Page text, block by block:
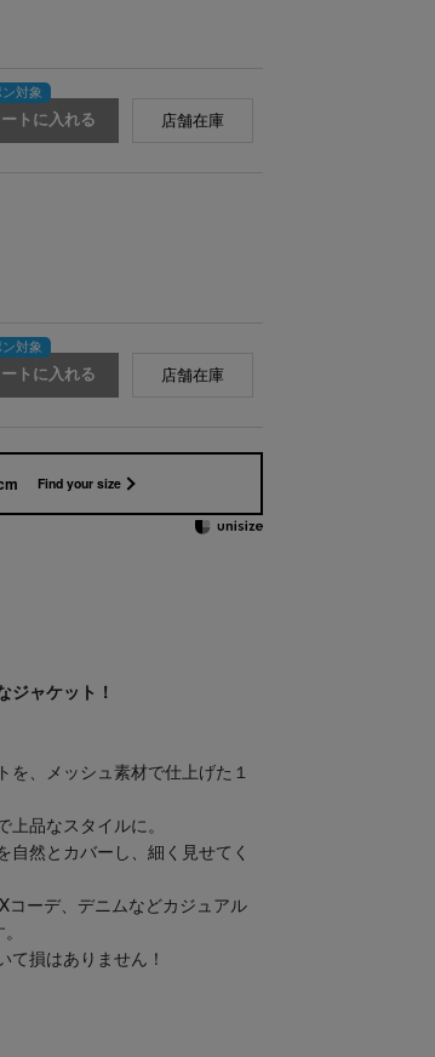
ートに入れる 店舗在庫
ートに入れる 店舗在庫
Find your size
ジャケット！
を、メッシュ素材で仕上げた１
上品なスタイルに。
自然とカバーし、細く見せてく
コーデ、デニムなどカジュアル
て損はありません！